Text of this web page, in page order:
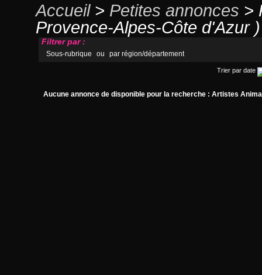
Accueil> Petites annonces >
Provence-Alpes-Côte d'Azur )
Filtrer par :
Sous-rubrique ou par région/département
Trier par date
Aucune annonce de disponible pour la recherche : Artistes